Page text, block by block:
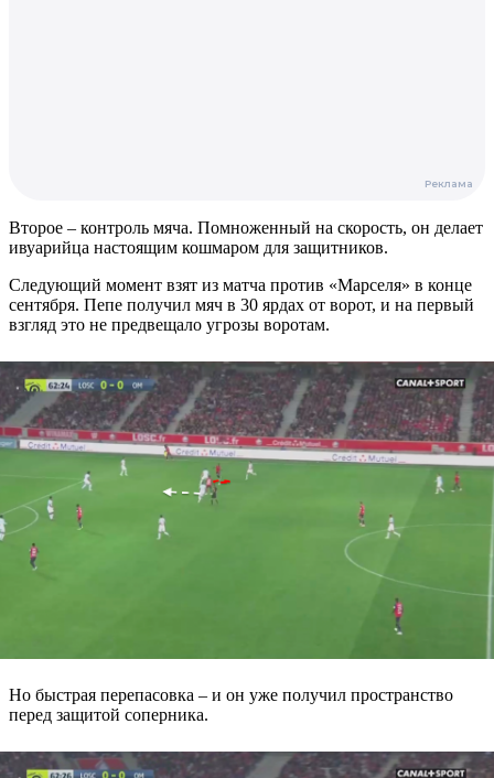
Второе – контроль мяча. Помноженный на скорость, он делает
ивуарийца настоящим кошмаром для защитников.
Следующий момент взят из матча против «Марселя» в конце
сентября. Пепе получил мяч в 30 ярдах от ворот, и на первый
взгляд это не предвещало угрозы воротам.
Но быстрая перепасовка – и он уже получил пространство
перед защитой соперника.